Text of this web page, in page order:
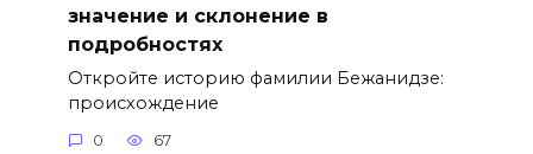
значение и склонение в
подробностях
Откройте историю фамилии Бежанидзе:
происхождение
0 67